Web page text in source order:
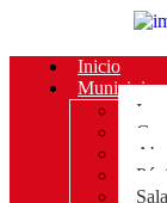
Inicio
Municipios